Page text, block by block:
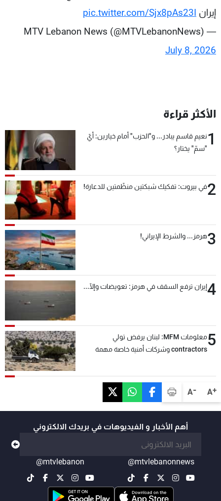
A+
A-
إيران pic.twitter.com/Sjx8pAs23I
— MTV Lebanon News (@MTVLebanonNews)
July 8, 2026
الأكثر قراءة
1نعيم قاسم يبادر... و"الحزب" أمام خيارين: أيّ
"سمّ" يختار؟
2في بيروت: تفكيك شبكتين منظّمتين للدعارة!
3هرمز... والشرط الإيراني!
4إيران ترفع السقف في هرمز: تعويضات وإلّا...
5
معلومات MFM: لبنان يرفض تولي
contractors وشركات أمنية خاصة مهمة
أهم الأخبار و الفيديوهات في بريدك الالكتروني
@mtvlebanonnews
@mtvlebanon